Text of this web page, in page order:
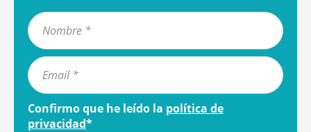
Confirmo que he leído la política de
privacidad*